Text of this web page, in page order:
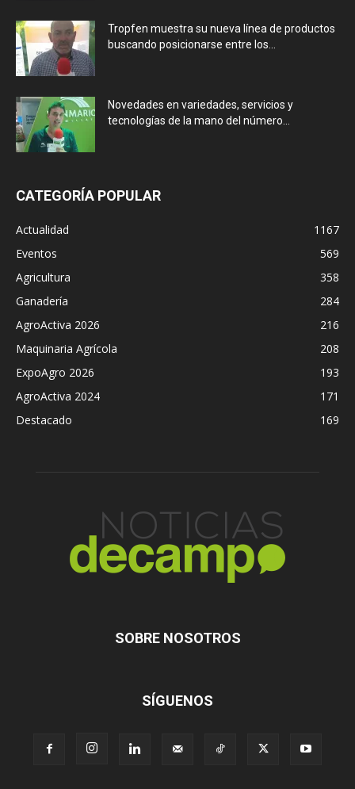
Tropfen muestra su nueva línea de productos
buscando posicionarse entre los...
Novedades en variedades, servicios y
tecnologías de la mano del número...
CATEGORÍA POPULAR
Actualidad
1167
Eventos
569
Agricultura
358
Ganadería
284
AgroActiva 2026
216
Maquinaria Agrícola
208
ExpoAgro 2026
193
AgroActiva 2024
171
Destacado
169
SOBRE NOSOTROS
SÍGUENOS